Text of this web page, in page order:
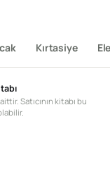
Kırtasiye
Satıcının kitabı bu